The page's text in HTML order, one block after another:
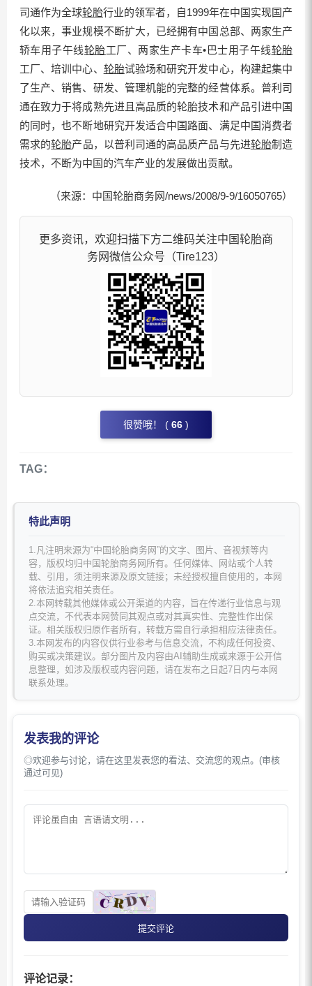
司通作为全球轮胎行业的领军者，自1999年在中国实现国产
化以来，事业规模不断扩大，已经拥有中国总部、两家生产
轿车用子午线轮胎工厂、两家生产卡车•巴士用子午线轮胎
工厂、培训中心、 轮胎试验场和研究开发中心，构建起集中
了生产、销售、研发、管理机能的完整的经营体系。普利司
通在致力于将成熟先进且高品质的轮胎技术和产品引进中国
的同时，也不断地研究开发适合中国路面、满足中国消费者
需求的轮胎产品，以普利司通的高品质产品与先进轮胎制造
技术，不断为中国的汽车产业的发展做出贡献。
（来源：中国轮胎商务网/news/2008/9-9/16050765）
更多资讯，欢迎扫描下方二维码关注中国轮胎商
务网微信公众号（Tire123）
很赞哦！ ( 66 )
TAG：
特此声明
1.凡注明来源为“中国轮胎商务网”的文字、图片、音视频等内
容，版权均归中国轮胎商务网所有。任何媒体、网站或个人转
载、引用，须注明来源及原文链接；未经授权擅自使用的，本网
将依法追究相关责任。
2.本网转载其他媒体或公开渠道的内容，旨在传递行业信息与观
点交流，不代表本网赞同其观点或对其真实性、完整性作出保
证。相关版权归原作者所有，转载方需自行承担相应法律责任。
3.本网发布的内容仅供行业参考与信息交流，不构成任何投资、
购买或决策建议。部分图片及内容由AI辅助生成或来源于公开信
息整理，如涉及版权或内容问题，请在发布之日起7日内与本网
联系处理。
发表我的评论
◎欢迎参与讨论，请在这里发表您的看法、交流您的观点。(审核
通过可见)
提交评论
评论记录：